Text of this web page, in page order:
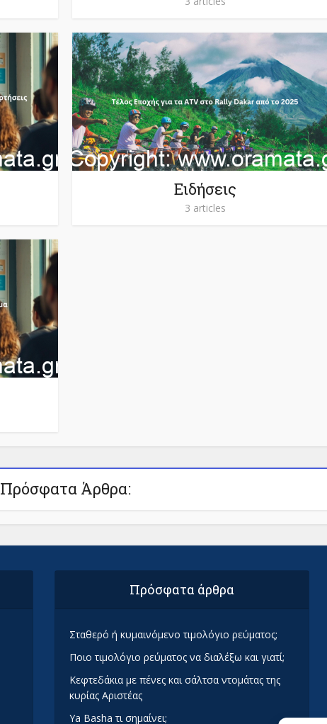
Ειδήσεις
3 articles
Πρόσφατα Άρθρα:
Πρόσφατα άρθρα
Σταθερό ή κυμαινόμενο τιμολόγιο ρεύματος;
Ποιο τιμολόγιο ρεύματος να διαλέξω και γιατί;
Κεφτεδάκια με πένες και σάλτσα ντομάτας της
κυρίας Αριστέας
Ya Basha τι σημαίνει;